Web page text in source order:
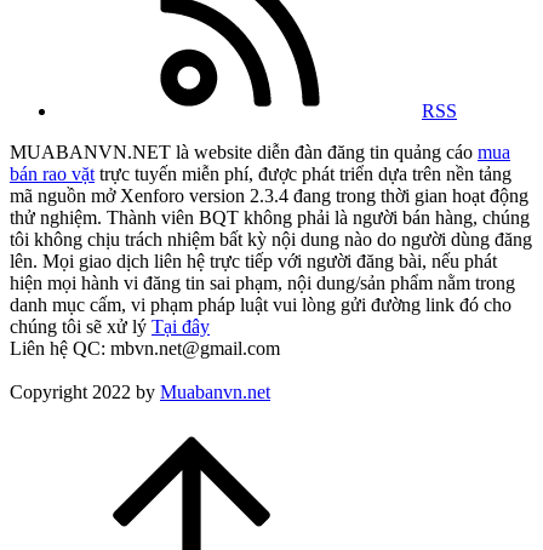
RSS
MUABANVN.NET là website diễn đàn đăng tin quảng cáo mua
bán rao vặt trực tuyến miễn phí, được phát triển dựa trên nền tảng
mã nguồn mở Xenforo version 2.3.4 đang trong thời gian hoạt động
thử nghiệm. Thành viên BQT không phải là người bán hàng, chúng
tôi không chịu trách nhiệm bất kỳ nội dung nào do người dùng đăng
lên. Mọi giao dịch liên hệ trực tiếp với người đăng bài, nếu phát
hiện mọi hành vi đăng tin sai phạm, nội dung/sản phẩm nằm trong
danh mục cấm, vi phạm pháp luật vui lòng gửi đường link đó cho
chúng tôi sẽ xử lý Tại đây
Liên hệ QC: mbvn.net@gmail.com
Copyright 2022 by Muabanvn.net